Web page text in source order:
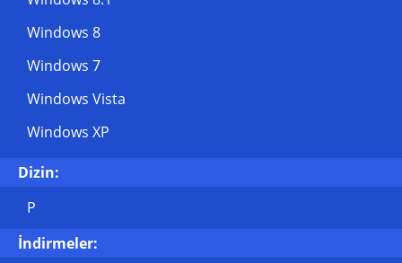
Windows 8
Windows 7
Windows Vista
Windows XP
Dizin:
P
İndirmeler: